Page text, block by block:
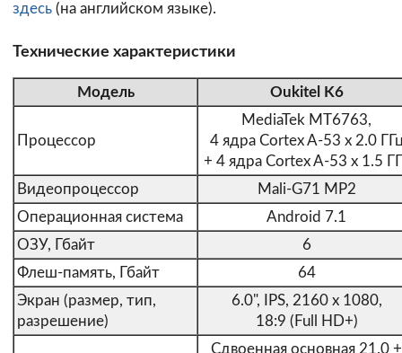
здесь (на английском языке).
Технические характеристики
Модель Oukitel K6
Процессор
MediaTek MT6763,
4 ядра Cortex A-53 x 2.0
+ 4 ядра Cortex A-53 x 1.5
Видеопроцессор
Mali-G71 MP2
Операционная система
Android 7.1
ОЗУ, Гбайт
6
Флеш-память, Гбайт
64
Экран (размер, тип,
разрешение)
6.0", IPS, 2160 x 1080,
18:9 (Full HD+)
Сдвоенная основная 21.0 +